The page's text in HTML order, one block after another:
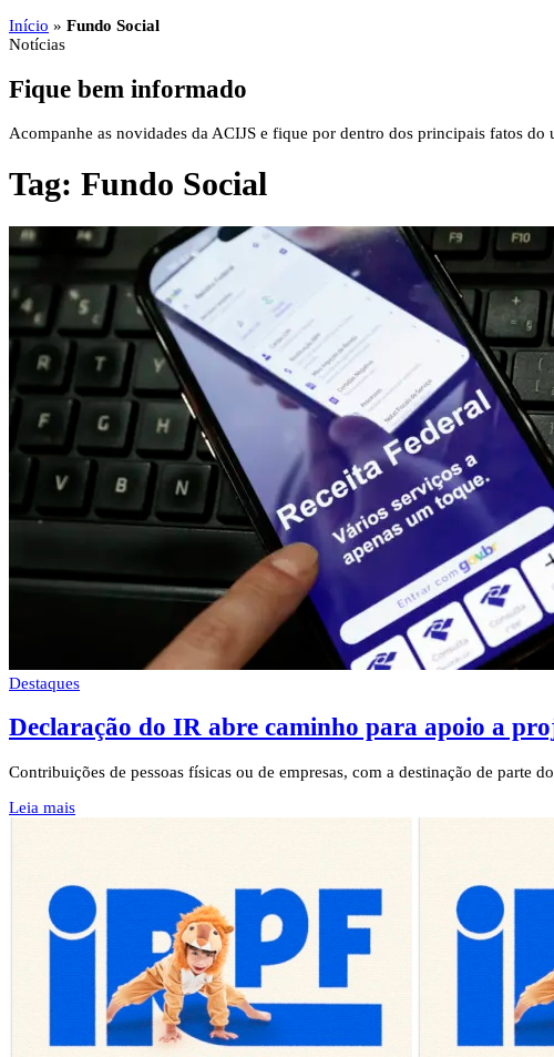
Início » Fundo Social
Notícias
Fique bem informado
Acompanhe as novidades da ACIJS e fique por dentro dos principais fatos do
Tag: Fundo Social
Destaques
Declaração do IR abre caminho para apoio a
Contribuições de pessoas físicas ou de empresas, com a destinação de parte
Leia mais